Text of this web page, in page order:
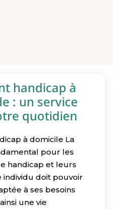
handicap à
: un service
quotidien
à domicile La
pour les
handicap et leurs
individu doit pouvoir
à ses besoins
une vie